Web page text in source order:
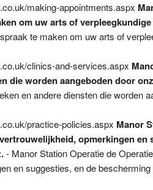
making-appointments.aspx
om uw arts of
te maken om uw arts of
clinics-and-services.aspx
die worden aangeboden door
en andere diensten die worden
practice-policies.aspx Manor
opmerkingen en
- Manor Station Operatie de
en suggesties, en de